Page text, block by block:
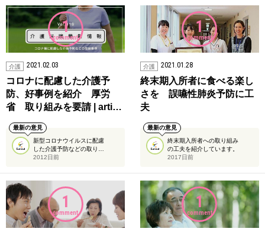
1
comment
介護 2021.02.03
コロナに配慮した介護予
防、好事例を紹介 厚労
省 取り組みを要請 | arti…
最新の意見
新型コロナウイルスに配慮
した介護予防などの取り…
2012日前
1
comment
介護 2021.01.28
終末期入所者に食べる楽し
さを 誤嚥性肺炎予防に工
夫
最新の意見
終末期入所者への取り組み
の工夫を紹介しています。
2017日前
1
comment
1
comment